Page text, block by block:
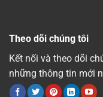
Theo dõi chúng tôi
Kết nối và theo dõi
những thông tin mới